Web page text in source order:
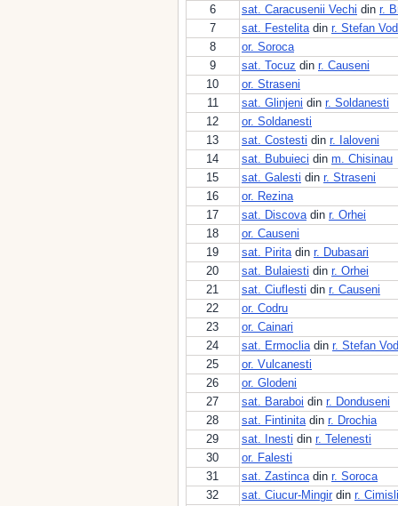
6
sat. Caracusenii Vechi din r.
7
sat. Festelitadin r. Stefan
8
or. Soroca
9
sat. Tocuz din r. Causeni
10
or. Straseni
11
sat. Glinjeni din r. Soldanesti
12
or. Soldanesti
13
sat. Costesti din r. Ialoveni
14
sat. Bubuieci din m. Chisinau
15
sat. Galesti din r. Straseni
16
or. Rezina
17
sat. Discovadin r. Orhei
18
or. Causeni
19
sat. Piritadin r. Dubasari
20
sat. Bulaiesti din r. Orhei
21
sat. Ciuflesti din r. Causeni
22
or. Codru
23
or. Cainari
24
sat. Ermocliadin r. Stefan
25
or. Vulcanesti
26
or. Glodeni
27
sat. Baraboi din r. Donduseni
28
sat. Fintinitadin r. Drochia
29
sat. Inesti din r. Telenesti
30
or. Falesti
31
sat. Zastincadin r. Soroca
32
sat. Ciucur-Mingir din r.